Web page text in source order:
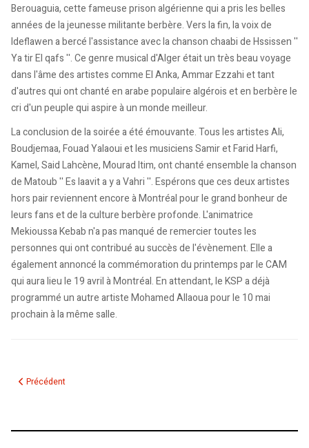
Berouaguia, cette fameuse prison algérienne qui a pris les belles
années de la jeunesse militante berbère. Vers la fin, la voix de
Ideflawen a bercé l'assistance avec la chanson chaabi de Hssissen ''
Ya tir El qafs ''. Ce genre musical d'Alger était un très beau voyage
dans l'âme des artistes comme El Anka, Ammar Ezzahi et tant
d'autres qui ont chanté en arabe populaire algérois et en berbère le
cri d'un peuple qui aspire à un monde meilleur.
La conclusion de la soirée a été émouvante. Tous les artistes Ali,
Boudjemaa, Fouad Yalaoui et les musiciens Samir et Farid Harfi,
Kamel, Said Lahcène, Mourad Itim, ont chanté ensemble la chanson
de Matoub '' Es laavit a y a Vahri ''. Espérons que ces deux artistes
hors pair reviennent encore à Montréal pour le grand bonheur de
leurs fans et de la culture berbère profonde. L'animatrice
Mekioussa Kebab n'a pas manqué de remercier toutes les
personnes qui ont contribué au succès de l'évènement. Elle a
également annoncé la commémoration du printemps par le CAM
qui aura lieu le 19 avril à Montréal. En attendant, le KSP a déjà
programmé un autre artiste Mohamed Allaoua pour le 10 mai
prochain à la même salle.
Article précédent : Idir, l’espace kabyle et les grands espaces
Précédent